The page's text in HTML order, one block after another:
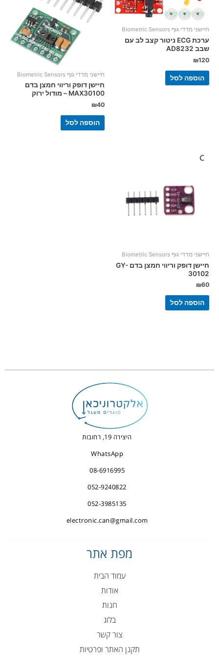
חיישני מדדי גוף Biometric Sensors
ערכת ECG ניטור קצב לב עם
שבב AD8232
₪120
הוספה לסל חיישני מדדי גוף Biometric Sensors
חיישן דופק וריווי חמצן בדם
MAX30100 – מודול ירוק
₪40
הוספה לסל
חיישני מדדי גוף Biometric Sensors
חיישן דופק וריווי חמצן בדם GY-
30102
₪60
הוספה לסל
היצירה 19, רחובות
WhatsApp
08-6916995
052-9240822
052-3985135
electronic.can@gmail.com
מפת אתר
עמוד הבית
אודות
חנות
בלוג
צור קשר
תקנן האתר ופרטיות